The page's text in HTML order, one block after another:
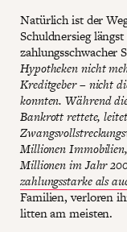
Natürlich ist der
Schuldnersieg
zahlungsschwacher
Hypotheken nicht
Kreditgeber – nicht
konnten. Während
Bankrott rettete,
Millionen
Millionen im Jahr
zahlungsstarke als
Familien, verloren
litten am meisten.